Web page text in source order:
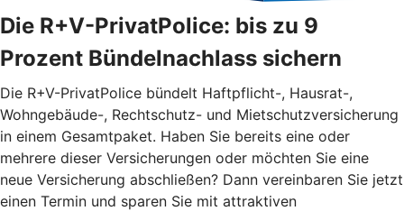
Die R+V-PrivatPolice: bis zu 9
Prozent Bündelnachlass sichern
Die R+V-PrivatPolice bündelt Haftpflicht-, Hausrat-,
Wohngebäude-, Rechtschutz- und Mietschutzversicherung
in einem Gesamtpaket. Haben Sie bereits eine oder
mehrere dieser Versicherungen oder möchten Sie eine
neue Versicherung abschließen? Dann vereinbaren Sie jetzt
einen Termin und sparen Sie mit attraktiven